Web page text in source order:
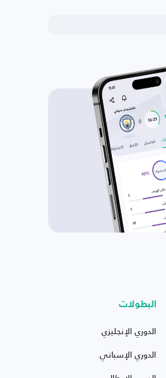
البطولات
الدوري الإنجليزي
الدوري الإسباني